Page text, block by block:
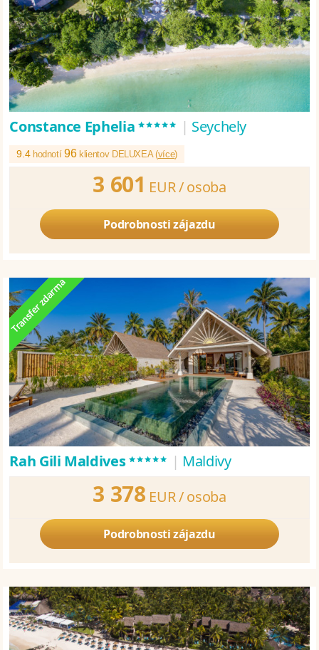
Constance Ephelia***** | Seychely
9.4 hodnotí96klientov DELUXEA (více)
3 601 EUR /osoba
Podrobnosti zájazdu
Rah Gili Maldives***** | Maldivy
3 378 EUR /osoba
Podrobnosti zájazdu